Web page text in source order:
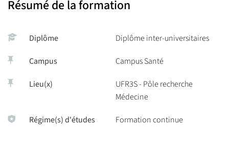
Résumé de la formation
Diplôme Diplôme inter-universitaires
Campus Campus Santé
Lieu(x)
UFR3S - Pôle recherche
Médecine
Régime(s) d'études Formation continue